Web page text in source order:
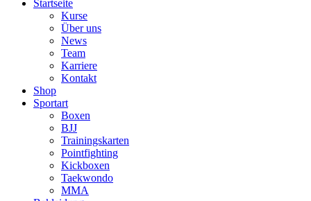
Startseite
Kurse
Über uns
News
Team
Karriere
Kontakt
Shop
Sportart
Boxen
BJJ
Trainingskarten
Pointfighting
Kickboxen
Taekwondo
MMA